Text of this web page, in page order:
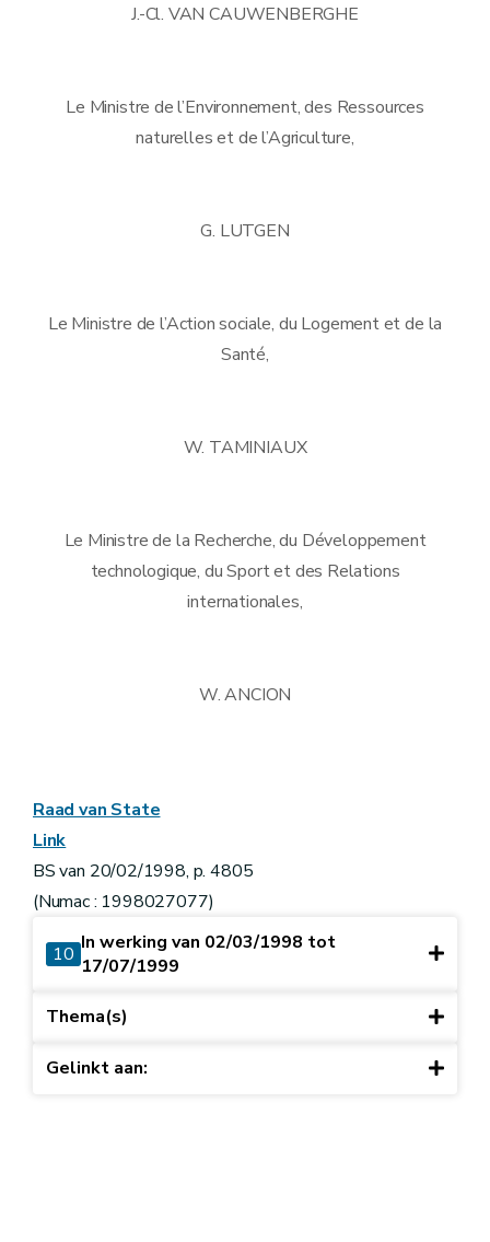
J.-Cl. VAN CAUWENBERGHE
Le Ministre de l’Environnement, des Ressources
naturelles et de l’Agriculture,
G. LUTGEN
Le Ministre de l’Action sociale, du Logement et de la
Santé,
W. TAMINIAUX
Le Ministre de la Recherche, du Développement
technologique, du Sport et des Relations
internationales,
W. ANCION
Raad van State
Link
BS van 20/02/1998, p. 4805
(Numac : 1998027077)
10 In werking van 02/03/1998 tot
17/07/1999
Thema(s)
Gelinkt aan: